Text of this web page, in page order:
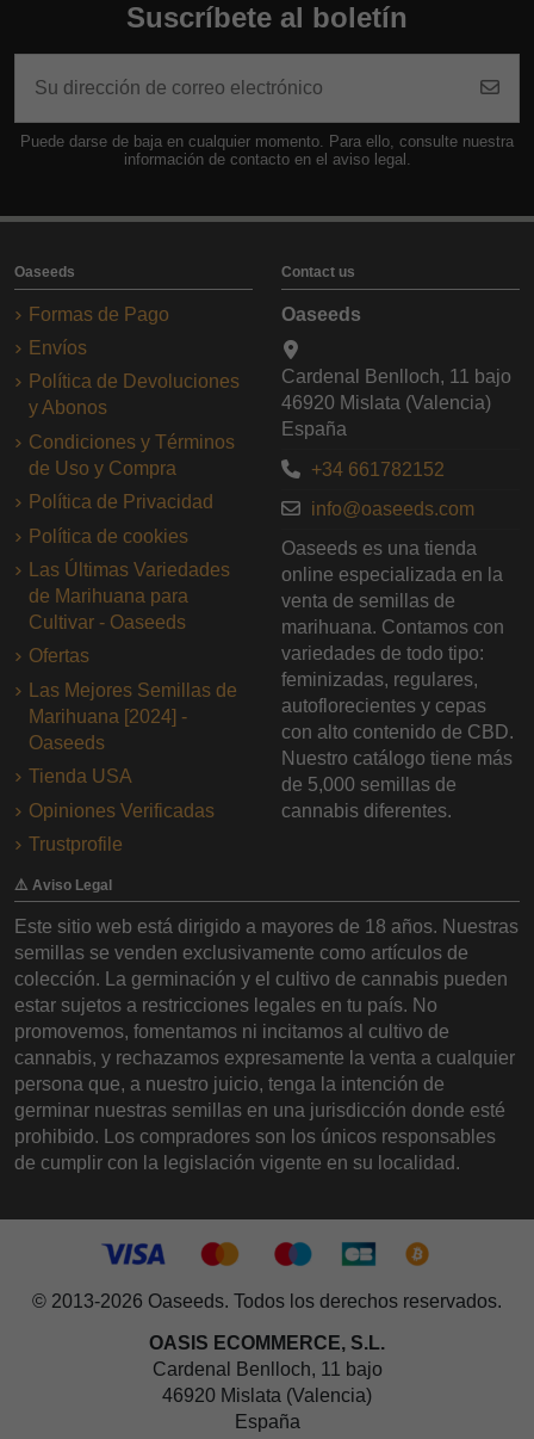
Suscríbete al boletín
Puede darse de baja en cualquier momento. Para ello, consulte nuestra
información de contacto en el aviso legal.
Oaseeds
Formas de Pago
Envíos
Política de Devoluciones
y Abonos
Condiciones y Términos
de Uso y Compra
Política de Privacidad
Política de cookies
Las Últimas Variedades
de Marihuana para
Cultivar - Oaseeds
Ofertas
Las Mejores Semillas de
Marihuana [2024] -
Oaseeds
Tienda USA
Opiniones Verificadas
Trustprofile
Contact us
Oaseeds
Cardenal Benlloch, 11 bajo
46920 Mislata (Valencia)
España
+34 661782152
info@oaseeds.com
Oaseeds es una tienda
online especializada en la
venta de semillas de
marihuana. Contamos con
variedades de todo tipo:
feminizadas, regulares,
autoflorecientes y cepas
con alto contenido de CBD.
Nuestro catálogo tiene más
de 5,000 semillas de
cannabis diferentes.
⚠️ Aviso Legal
Este sitio web está dirigido a mayores de 18 años. Nuestras
semillas se venden exclusivamente como artículos de
colección. La germinación y el cultivo de cannabis pueden
estar sujetos a restricciones legales en tu país. No
promovemos, fomentamos ni incitamos al cultivo de
cannabis, y rechazamos expresamente la venta a cualquier
persona que, a nuestro juicio, tenga la intención de
germinar nuestras semillas en una jurisdicción donde esté
prohibido. Los compradores son los únicos responsables
de cumplir con la legislación vigente en su localidad.
© 2013-2026 Oaseeds. Todos los derechos reservados.
OASIS ECOMMERCE, S.L.
Cardenal Benlloch, 11 bajo
46920 Mislata (Valencia)
España